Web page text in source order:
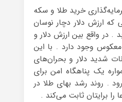
خرید طلا و سکه
که ارزش دلار دچار نوسان
در واقع بین ارزش دلار و
وجود دارد . با این
شدید دلار و بحران‌های
یک پناهگاه امن برای
. روند رشد بهای طلا در
را برایتان ثابت می‌کند .